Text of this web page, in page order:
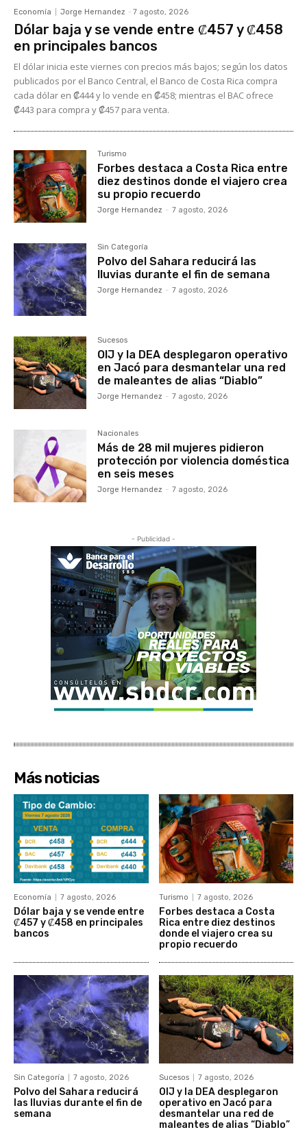
Economía Jorge Hernandez - 7 agosto, 2026
Dólar baja y se vende entre ₡457 y ₡458
en principales bancos
El dólar inicia este viernes con precios más bajos; según los datos
publicados por el Banco Central, el Banco de Costa Rica compra
cada dólar en ₡444 y lo vende en ₡458; mientras el BAC ofrece
₡443 para compra y ₡457 para venta.
Turismo
Forbes destaca a Costa Rica entre
diez destinos donde el viajero crea
su propio recuerdo
Jorge Hernandez - 7 agosto, 2026
Sin Categoría
Polvo del Sahara reducirá las
lluvias durante el fin de semana
Jorge Hernandez - 7 agosto, 2026
Sucesos
OIJ y la DEA desplegaron operativo
en Jacó para desmantelar una red
de maleantes de alias “Diablo”
Jorge Hernandez - 7 agosto, 2026
Nacionales
Más de 28 mil mujeres pidieron
protección por violencia doméstica
en seis meses
Jorge Hernandez - 7 agosto, 2026
- Publicidad -
Más noticias
Economía 7 agosto, 2026
Dólar baja y se vende entre
₡457 y ₡458 en principales
bancos
Turismo 7 agosto, 2026
Forbes destaca a Costa
Rica entre diez destinos
donde el viajero crea su
propio recuerdo
Sin Categoría 7 agosto, 2026
Polvo del Sahara reducirá
las lluvias durante el fin de
semana
Sucesos 7 agosto, 2026
OIJ y la DEA desplegaron
operativo en Jacó para
desmantelar una red de
maleantes de alias “Diablo”